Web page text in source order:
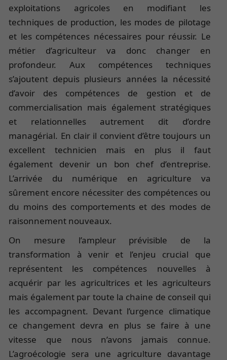
exploitations agricoles en modifiant les
techniques de production, les modes de pilotage
et les compétences nécessaires pour réussir. Le
métier d’agriculteur va donc changer en
profondeur. Aux compétences techniques
s’ajoutent depuis plusieurs années la nécessité
d’avoir des compétences de gestion et de
commercialisation mais également stratégiques
et relationnelles autrement dit d’ordre
managérial. En clair il convient d’être toujours un
excellent technicien mais en plus il faut
également devenir un bon chef d’entreprise.
L’arrivée du numérique en agriculture va
sûrement encore nécessiter des compétences ou
du moins des comportements et des modes de
raisonnement nouveaux.
On mesure l’ampleur prévisible de la
transformation à venir et l’enjeu crucial que
représentent les compétences nouvelles à
acquérir par les agricultrices et les agriculteurs
mais également par toute la chaine de conseil qui
les accompagnent. Devant l’urgence climatique
ce changement devra en plus se faire à une
vitesse que nous n’avons jamais connue.
L’agroécologie sera une agriculture davantage